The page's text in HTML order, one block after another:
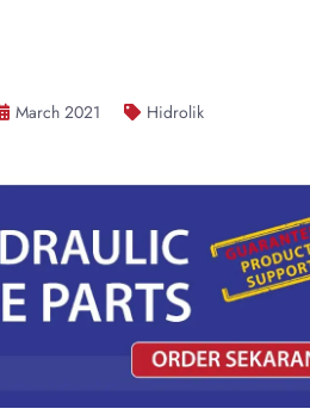
March 2021 Hidrolik